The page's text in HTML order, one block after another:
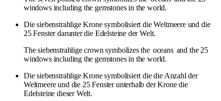
windows including the gemstones in the world.
Die siebenstrahlige Krone symbolisiert die Weltmeere und die
25 Fenster darunter die Edelsteine der Welt.
The siebenstrahlige crown symbolizes the oceans and the 25
windows including the gemstones in the world.
Die siebenstrahlige Krone symbolisiert die die Anzahl der
Weltmeere und die 25 Fenster unterhalb der Krone die
Edelsteine dieser Welt.